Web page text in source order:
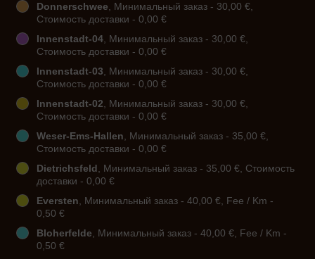
Donnerschwee, Минимальный заказ - 30,00 €,
Стоимость доставки - 0,00 €
Innenstadt-04, Минимальный заказ - 30,00 €,
Стоимость доставки - 0,00 €
Innenstadt-03, Минимальный заказ - 30,00 €,
Стоимость доставки - 0,00 €
Innenstadt-02, Минимальный заказ - 30,00 €,
Стоимость доставки - 0,00 €
Weser-Ems-Hallen, Минимальный заказ - 35,00 €,
Стоимость доставки - 0,00 €
Dietrichsfeld, Минимальный заказ - 35,00 €, Стоимость
доставки - 0,00 €
Eversten, Минимальный заказ - 40,00 €, Fee / Km -
0,50 €
Bloherfelde, Минимальный заказ - 40,00 €, Fee / Km -
0,50 €